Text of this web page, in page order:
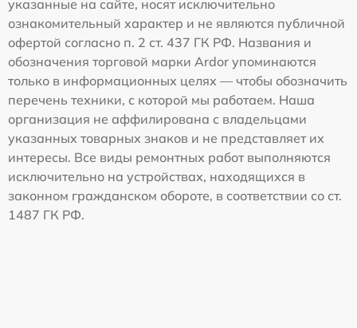
указанные на сайте, носят исключительно
ознакомительный характер и не являются публичной
офертой согласно п. 2 ст. 437 ГК РФ. Названия и
обозначения торговой марки Ardor упоминаются
только в информационных целях — чтобы обозначить
перечень техники, с которой мы работаем. Наша
организация не аффилирована с владельцами
указанных товарных знаков и не представляет их
интересы. Все виды ремонтных работ выполняются
исключительно на устройствах, находящихся в
законном гражданском обороте, в соответствии со ст.
1487 ГК РФ.